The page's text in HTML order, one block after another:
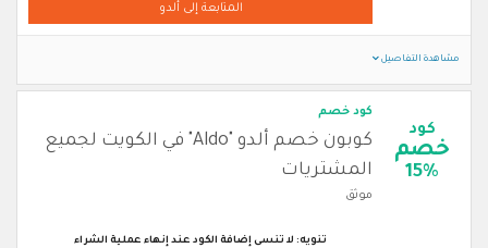
المتابعة إلى ألدو
مشاهدة التفاصيل
كود
خصم
15%
كود خصم
كوبون خصم ألدو "Aldo" في الكويت لجميع
المشتريات
موثق
تنويه: لا تنسى إضافة الكود عند إنهاء عملية الشراء